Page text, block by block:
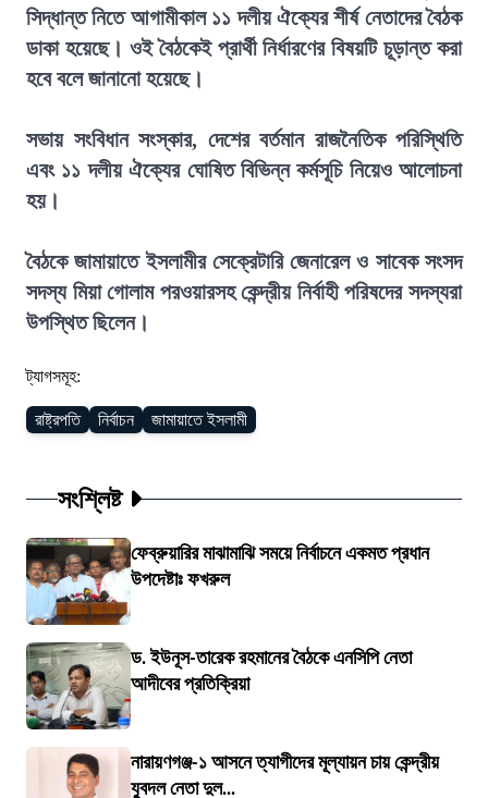
সিদ্ধান্ত নিতে আগামীকাল ১১ দলীয় ঐক্যের শীর্ষ নেতাদের বৈঠক
ডাকা হয়েছে। ওই বৈঠকেই প্রার্থী নির্ধারণের বিষয়টি চূড়ান্ত করা
হবে বলে জানানো হয়েছে।
সভায় সংবিধান সংস্কার, দেশের বর্তমান রাজনৈতিক পরিস্থিতি
এবং ১১ দলীয় ঐক্যের ঘোষিত বিভিন্ন কর্মসূচি নিয়েও আলোচনা
হয়।
বৈঠকে জামায়াতে ইসলামীর সেক্রেটারি জেনারেল ও সাবেক সংসদ
সদস্য মিয়া গোলাম পরওয়ারসহ কেন্দ্রীয় নির্বাহী পরিষদের সদস্যরা
উপস্থিত ছিলেন।
ট্যাগসমূহ:
রাষ্ট্রপতি নির্বাচন জামায়াতে ইসলামী
সংশ্লিষ্ট
ফেব্রুয়ারির মাঝামাঝি সময়ে নির্বাচনে একমত প্রধান
উপদেষ্টাঃ ফখরুল
ড. ইউনূস-তারেক রহমানের বৈঠকে এনসিপি নেতা
আদীবের প্রতিক্রিয়া
নারায়ণগঞ্জ-১ আসনে ত্যাগীদের মূল্যায়ন চায় কেন্দ্রীয়
যুবদল নেতা দুল...